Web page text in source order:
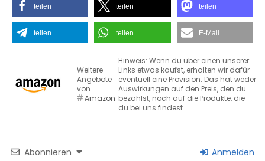
teilen teilen teilen
teilen teilen E-Mail
Weitere
Angebote
von
Amazon
Hinweis: Wenn du über einen unserer
Links etwas kaufst, erhalten wir dafür
eventuell eine Provision. Das hat weder
Auswirkungen auf den Preis, den du
bezahlst, noch auf die Produkte, die
du bei uns findest.
Abonnieren Anmelden